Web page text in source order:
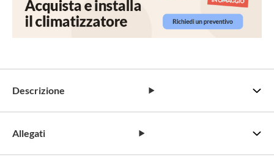
Descrizione
Allegati